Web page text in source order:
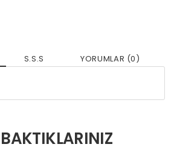
S.S.S YORUMLAR (0)